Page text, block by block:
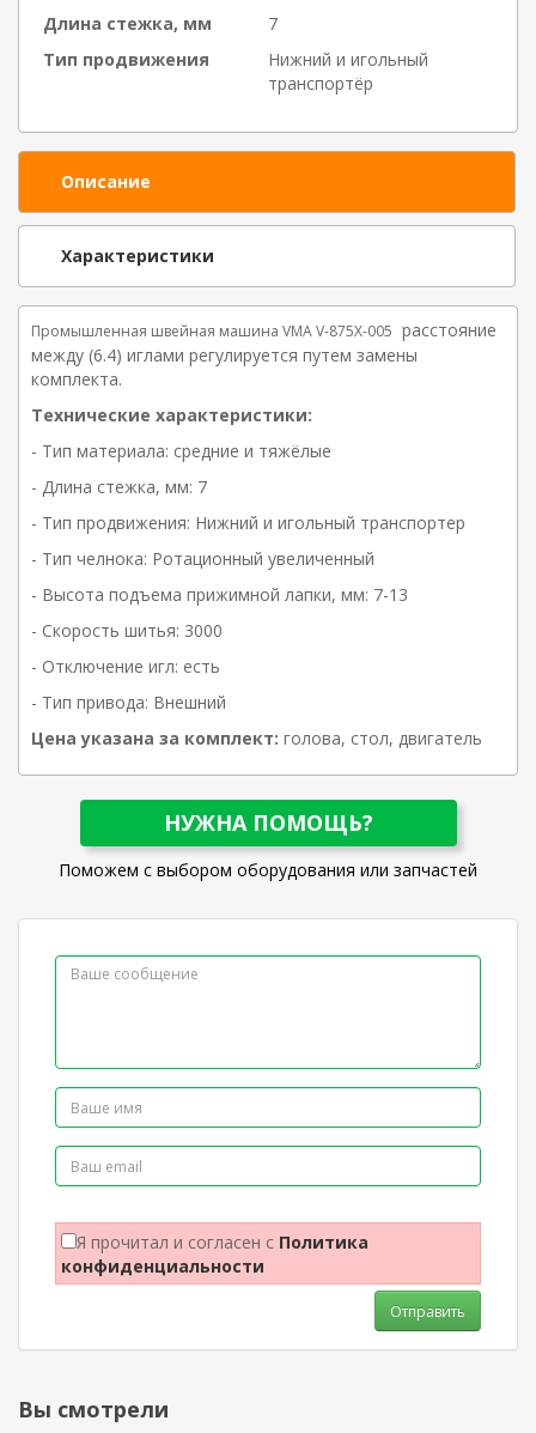
Длина стежка, мм
7
Тип продвижения
Нижний и игольный
транспортёр
Описание
Характеристики
Промышленная швейная машина VMA V-875X-005 расстояние
между (6.4) иглами регулируется путем замены
комплекта.
Технические характеристики:
- Тип материала: средние и тяжёлые
- Длина стежка, мм: 7
- Тип продвижения: Нижний и игольный транспортер
- Тип челнока: Ротационный увеличенный
- Высота подъема прижимной лапки, мм: 7-13
- Скорость шитья: 3000
- Отключение игл: есть
- Тип привода: Внешний
Цена указана за комплект: голова, стол, двигатель
НУЖНА ПОМОЩЬ?
Поможем с выбором оборудования или запчастей
Я прочитал и согласен с Политика
конфиденциальности
Отправить
Вы смотрели